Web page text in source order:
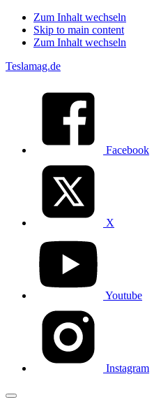
Zum Inhalt wechseln
Skip to main content
Zum Inhalt wechseln
Teslamag.de
Facebook
X
Youtube
Instagram